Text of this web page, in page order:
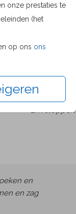
onze prestaties te
(het
op ons ons
8 × 8 cm
13 × 13 cm
15 × 15 cm
Enveloppen
en
en zag